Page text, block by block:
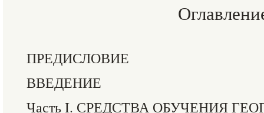
ПРЕДИСЛОВИЕ
ВВЕДЕНИЕ
Часть I. СРЕДСТВА ОБУЧЕНИЯ